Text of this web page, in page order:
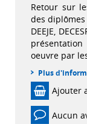
Retour sur
des diplômes
DEEJE,
oeuvre par
Plus
Ajouter
Aucun